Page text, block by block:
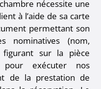
nécessite une
à l’aide de sa carte
permettant son
nominatives (nom,
figurant sur la pièce
pour exécuter nos
de la prestation de